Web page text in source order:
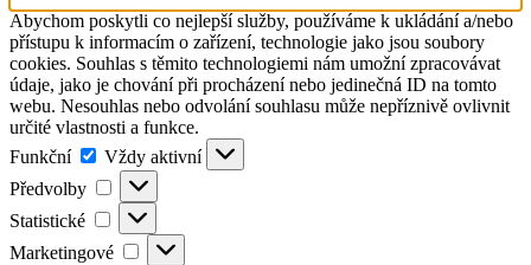
Abychom poskytli co nejlepší služby, používáme k ukládání a/nebo
přístupu k informacím o zařízení, technologie jako jsou soubory
cookies. Souhlas s těmito technologiemi nám umožní zpracovávat
údaje, jako je chování při procházení nebo jedinečná ID na tomto
webu. Nesouhlas nebo odvolání souhlasu může nepříznivě ovlivnit
určité vlastnosti a funkce.
Funkční
Funkční
Vždy aktivní
Předvolby
Předvolby
Statistické Statistické
Marketingové Marketingové